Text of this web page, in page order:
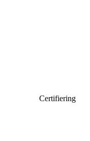
Certifiering